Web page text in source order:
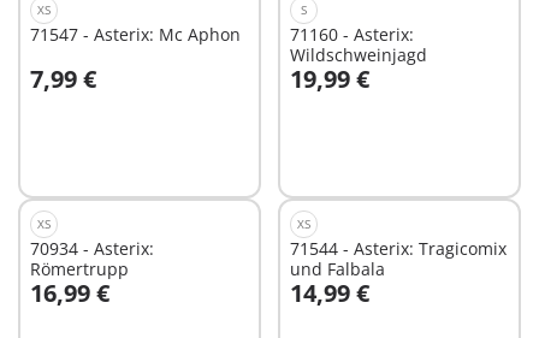
XS
71547 - Asterix: Mc Aphon
7,99 €
In den Warenkorb
S
71160 - Asterix:
Wildschweinjagd
19,99 €
In den Warenkorb
XS
70934 - Asterix:
Römertrupp
16,99 €
In den Warenkorb
XS
71544 - Asterix: Tragicomix
und Falbala
14,99 €
In den Warenkorb